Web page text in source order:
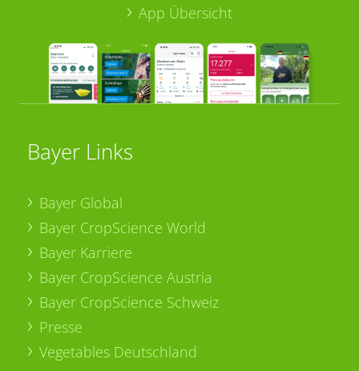
App Übersicht
Bayer Links
Bayer Global
Bayer CropScience World
Bayer Karriere
Bayer CropScience Austria
Bayer CropScience Schweiz
Presse
Vegetables Deutschland